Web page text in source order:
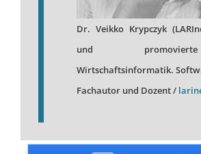
Dr. Veikko Krypczyk
und
Wirtschaftsinformatik.
Fachautor und Dozent /